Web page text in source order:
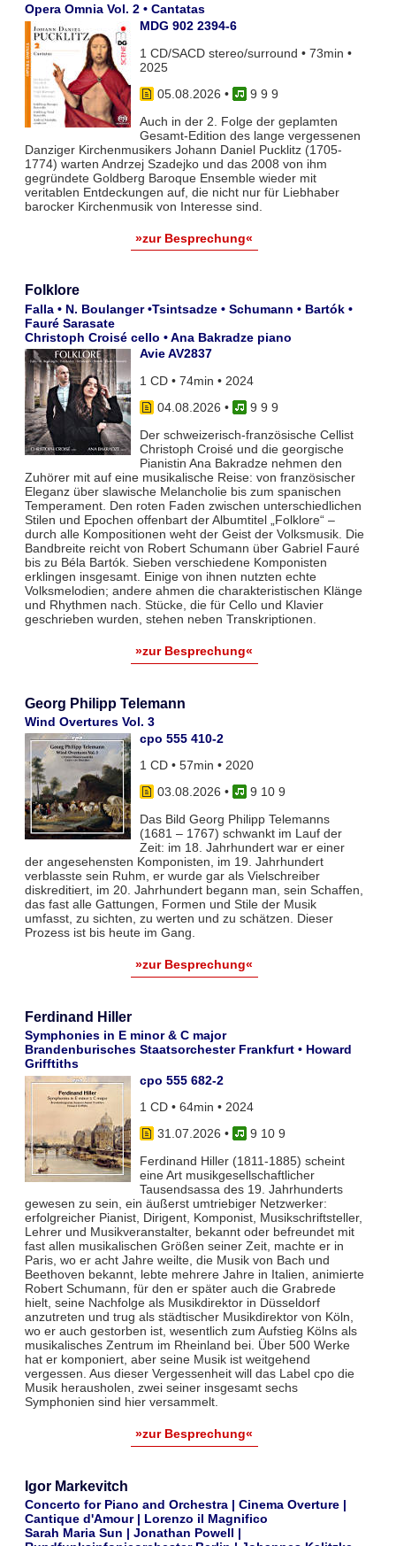
Opera Omnia Vol. 2 • Cantatas
MDG 902 2394-6
1 CD/SACD stereo/surround • 73min •
2025
05.08.2026 •
9 9 9
Auch in der 2. Folge der geplamten
Gesamt-Edition des lange vergessenen
Danziger Kirchenmusikers Johann Daniel Pucklitz (1705-
1774) warten Andrzej Szadejko und das 2008 von ihm
gegründete Goldberg Baroque Ensemble wieder mit
veritablen Entdeckungen auf, die nicht nur für Liebhaber
barocker Kirchenmusik von Interesse sind.
»zur Besprechung«
Folklore
Falla • N. Boulanger •Tsintsadze • Schumann • Bartók •
Fauré Sarasate
Christoph Croisé cello • Ana Bakradze piano
Avie AV2837
1 CD • 74min • 2024
04.08.2026 •
9 9 9
Der schweizerisch-französische Cellist
Christoph Croisé und die georgische
Pianistin Ana Bakradze nehmen den
Zuhörer mit auf eine musikalische Reise: von französischer
Eleganz über slawische Melancholie bis zum spanischen
Temperament. Den roten Faden zwischen unterschiedlichen
Stilen und Epochen offenbart der Albumtitel „Folklore“ –
durch alle Kompositionen weht der Geist der Volksmusik. Die
Bandbreite reicht von Robert Schumann über Gabriel Fauré
bis zu Béla Bartók. Sieben verschiedene Komponisten
erklingen insgesamt. Einige von ihnen nutzten echte
Volksmelodien; andere ahmen die charakteristischen Klänge
und Rhythmen nach. Stücke, die für Cello und Klavier
geschrieben wurden, stehen neben Transkriptionen.
»zur Besprechung«
Georg Philipp Telemann
Wind Overtures Vol. 3
cpo 555 410-2
1 CD • 57min • 2020
03.08.2026 •
9 10 9
Das Bild Georg Philipp Telemanns
(1681 – 1767) schwankt im Lauf der
Zeit: im 18. Jahrhundert war er einer
der angesehensten Komponisten, im 19. Jahrhundert
verblasste sein Ruhm, er wurde gar als Vielschreiber
diskreditiert, im 20. Jahrhundert begann man, sein Schaffen,
das fast alle Gattungen, Formen und Stile der Musik
umfasst, zu sichten, zu werten und zu schätzen. Dieser
Prozess ist bis heute im Gang.
»zur Besprechung«
Ferdinand Hiller
Symphonies in E minor & C major
Brandenburisches Staatsorchester Frankfurt • Howard
Grifftiths
cpo 555 682-2
1 CD • 64min • 2024
31.07.2026 •
9 10 9
Ferdinand Hiller (1811-1885) scheint
eine Art musikgesellschaftlicher
Tausendsassa des 19. Jahrhunderts
gewesen zu sein, ein äußerst umtriebiger Netzwerker:
erfolgreicher Pianist, Dirigent, Komponist, Musikschriftsteller,
Lehrer und Musikveranstalter, bekannt oder befreundet mit
fast allen musikalischen Größen seiner Zeit, machte er in
Paris, wo er acht Jahre weilte, die Musik von Bach und
Beethoven bekannt, lebte mehrere Jahre in Italien, animierte
Robert Schumann, für den er später auch die Grabrede
hielt, seine Nachfolge als Musikdirektor in Düsseldorf
anzutreten und trug als städtischer Musikdirektor von Köln,
wo er auch gestorben ist, wesentlich zum Aufstieg Kölns als
musikalisches Zentrum im Rheinland bei. Über 500 Werke
hat er komponiert, aber seine Musik ist weitgehend
vergessen. Aus dieser Vergessenheit will das Label cpo die
Musik herausholen, zwei seiner insgesamt sechs
Symphonien sind hier versammelt.
»zur Besprechung«
Igor Markevitch
Concerto for Piano and Orchestra | Cinema Overture |
Cantique d'Amour | Lorenzo il Magnifico
Sarah Maria Sun | Jonathan Powell |